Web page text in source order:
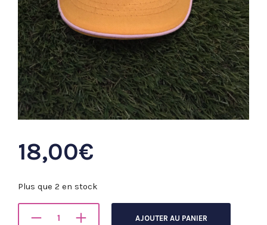
18,00€
Plus que 2 en stock
AJOUTER AU PANIER